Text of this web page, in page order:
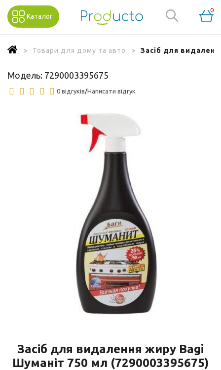
Каталог
0
Товари для дому та авто Засіб для
Модель: 7290003395675
0 відгуків/Написати відгук
Засіб для видалення жиру Bagi
Шуманіт 750 мл (7290003395675)